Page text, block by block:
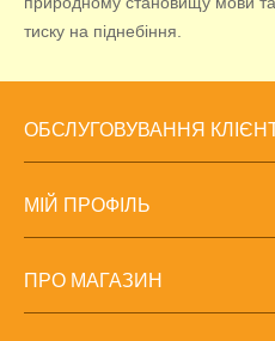
тиску на піднебіння.
ОБСЛУГОВУВАННЯ
МІЙ ПРОФІЛЬ
ПРО МАГАЗИН